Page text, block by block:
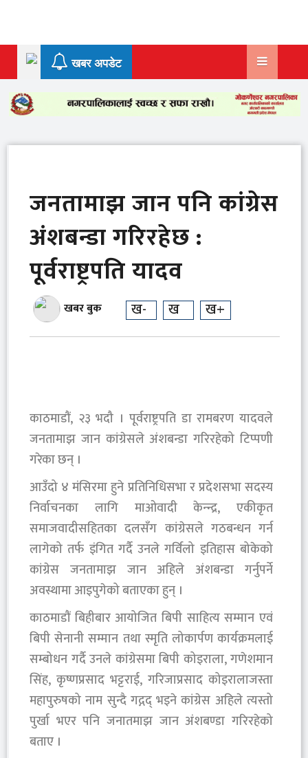
content
खबर अपडेट
जनतामाझ जान पनि कांग्रेस
अंशबन्डा गरिरहेछ :
पूर्वराष्ट्रपति यादव
खबर बुक ख- ख ख+
काठमाडौं, २३ भदौ । पूर्वराष्ट्रपति डा रामबरण यादवले
जनतामाझ जान कांग्रेसले अंशबन्डा गरिरहेको टिप्पणी
गरेका छन् ।
आउँदो ४ मंसिरमा हुने प्रतिनिधिसभा र प्रदेशसभा सदस्य
निर्वाचनका लागि माओवादी केन्न्द्र, एकीकृत
समाजवादीसहितका दलसँग कांग्रेसले गठबन्धन गर्न
लागेको तर्फ इंगित गर्दै उनले गर्विलो इतिहास बोकेको
कांग्रेस जनतामाझ जान अहिले अंशबन्डा गर्नुपर्ने
अवस्थामा आइपुगेको बताएका हुन् ।
काठमाडौं बिहीबार आयोजित बिपी साहित्य सम्मान एवं
बिपी सेनानी सम्मान तथा स्मृति लोकार्पण कार्यक्रमलाई
सम्बोधन गर्दै उनले कांग्रेसमा बिपी कोइराला, गणेशमान
सिंह, कृष्णप्रसाद भट्टराई, गरिजाप्रसाद कोइरालाजस्ता
महापुरुषको नाम सुन्दै गद्गद् भइने कांग्रेस अहिले त्यस्तो
पुर्खा भएर पनि जनातमाझ जान अंशबण्डा गरिरहेको
बताए ।